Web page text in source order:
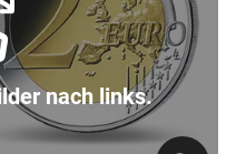
nach links.